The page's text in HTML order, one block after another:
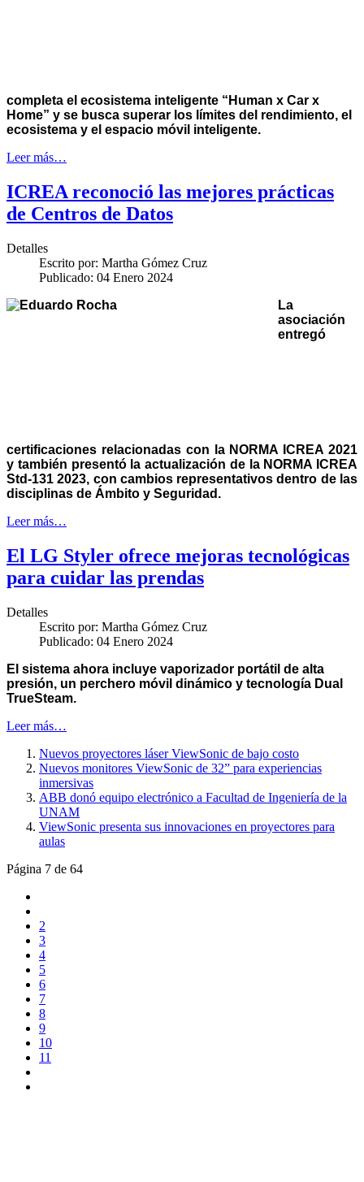
completa el ecosistema inteligente “Human x Car x
Home” y se busca superar los límites del rendimiento, el
ecosistema y el espacio móvil inteligente.
Leer más…
ICREA reconoció las mejores prácticas
de Centros de Datos
Detalles
Escrito por: Martha Gómez Cruz
Publicado: 04 Enero 2024
La
asociación
entregó
certificaciones relacionadas con la NORMA ICREA 2021
y también presentó la actualización de la NORMA ICREA
Std-131 2023, con cambios representativos dentro de las
disciplinas de Ámbito y Seguridad.
Leer más…
El LG Styler ofrece mejoras tecnológicas
para cuidar las prendas
Detalles
Escrito por: Martha Gómez Cruz
Publicado: 04 Enero 2024
El sistema ahora incluye vaporizador portátil de alta
presión, un perchero móvil dinámico y tecnología Dual
TrueSteam.
Leer más…
Nuevos proyectores láser ViewSonic de bajo costo
Nuevos monitores ViewSonic de 32” para experiencias
inmersivas
ABB donó equipo electrónico a Facultad de Ingeniería de la
UNAM
ViewSonic presenta sus innovaciones en proyectores para
aulas
Página 7 de 64
2
3
4
5
6
7
8
9
10
11